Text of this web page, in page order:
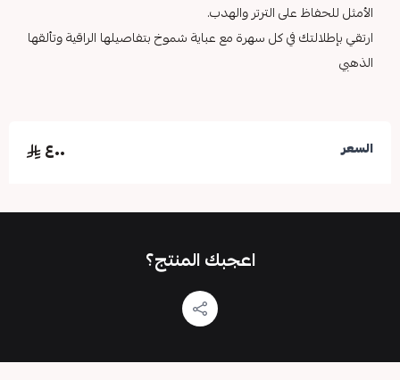
الأمثل للحفاظ على الترتر والهدب.
ارتقي بإطلالتك في كل سهرة مع عباية شموخ بتفاصيلها الراقية وتألقها
الذهبي
السعر ٤٠٠
اعجبك المنتج؟